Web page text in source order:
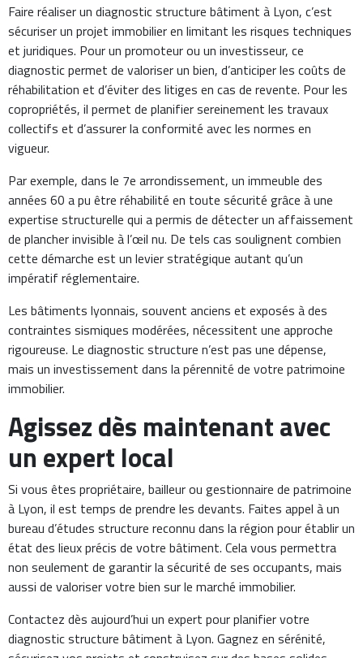
Faire réaliser un diagnostic structure bâtiment à Lyon, c’est
sécuriser un projet immobilier en limitant les risques techniques
et juridiques. Pour un promoteur ou un investisseur, ce
diagnostic permet de valoriser un bien, d’anticiper les coûts de
réhabilitation et d’éviter des litiges en cas de revente. Pour les
copropriétés, il permet de planifier sereinement les travaux
collectifs et d’assurer la conformité avec les normes en
vigueur.
Par exemple, dans le 7e arrondissement, un immeuble des
années 60 a pu être réhabilité en toute sécurité grâce à une
expertise structurelle qui a permis de détecter un affaissement
de plancher invisible à l’œil nu. De tels cas soulignent combien
cette démarche est un levier stratégique autant qu’un
impératif réglementaire.
Les bâtiments lyonnais, souvent anciens et exposés à des
contraintes sismiques modérées, nécessitent une approche
rigoureuse. Le diagnostic structure n’est pas une dépense,
mais un investissement dans la pérennité de votre patrimoine
immobilier.
Agissez dès maintenant avec
un expert local
Si vous êtes propriétaire, bailleur ou gestionnaire de patrimoine
à Lyon, il est temps de prendre les devants. Faites appel à un
bureau d’études structure reconnu dans la région pour établir un
état des lieux précis de votre bâtiment. Cela vous permettra
non seulement de garantir la sécurité de ses occupants, mais
aussi de valoriser votre bien sur le marché immobilier.
Contactez dès aujourd’hui un expert pour planifier votre
diagnostic structure bâtiment à Lyon. Gagnez en sérénité,